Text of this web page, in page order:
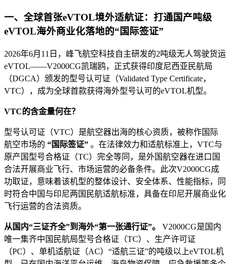
一、全球首张eVTOL境外适航证：打通国产吨级
eVTOL海外商业化落地的“国际签证”
2026年6月11日，峰飞航空科技自主研发的2吨级无人驾驶货运
eVTOL——V2000CG凯瑞鸥，正式获得印度尼西亚民航局
（DGCA）颁发的型号认可证（Validated Type Certificate，
VTC），成为全球首款获得海外型号认可的eVTOL机型。
VTC的含金量何在？
型号认可证（VTC）是航空器出海的核心资质，被称作国际
航空市场的 “国际签证” 。在法律效力和适航标准上，VTC与
原产国型号合格证（TC）完全等同，是外国航空器在进口国
合法开展商业飞行、市场运营的必备条件。此次V2000CG成
功取证，意味着该机型的整体设计、安全体系、性能指标，同
时符合中国与印尼两国民航适航标准，具备在印尼开展商业化
飞行运营的合法资质。
从国内“三证齐全”到海外“第一张通行证”。
V2000CG是国内
唯一集齐中国民航局型号合格证（TC）、生产许可证
（PC）、单机适航证（AC）“适航三证”的吨级以上eVTOL机